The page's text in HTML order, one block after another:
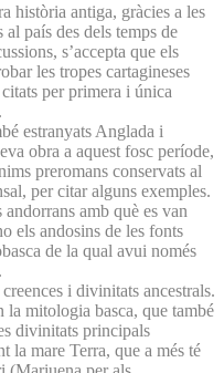
història antiga, gràcies a les
país des dels temps de
s’accepta que els
les tropes cartagineses
per primera i única
estranyats Anglada i
obra a aquest fosc període,
preromans conservats al
per citar alguns exemples.
amb què es van
els andosins de les fonts
de la qual avui només
i divinitats ancestrals.
la mitologia basca, que també
divinitats principals
la mare Terra, que a més té